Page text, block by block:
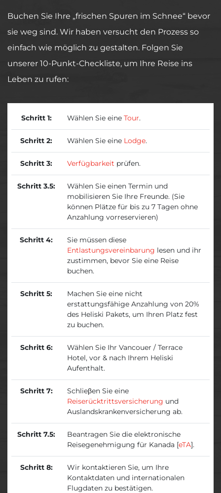
Buchen Sie Ihre „frischen Spuren im Schnee“ bevor
sie weg sind. Wir haben versucht den Prozess so
einfach wie möglich zu gestalten. Folgen Sie
unserer 10-Punkt-Checkliste, um Ihre Reise ins
Leben zu rufen:
Schritt 1: Wählen Sie eine Tour.
Schritt 2: Wählen Sie eine Lodge.
Schritt 3: Verfügbarkeit prüfen.
Schritt 3.5:
Wählen Sie einen Termin und
mobilisieren Sie Ihre Freunde. (Sie
können Plätze für bis zu 7 Tagen ohne
Anzahlung vorreservieren)
Schritt 4:
Sie müssen diese
Entlastungsvereinbarung lesen und ihr
zustimmen, bevor Sie eine Reise
buchen.
Schritt 5:
Machen Sie eine nicht
erstattungsfähige Anzahlung von 20%
des Heliski Pakets, um Ihren Platz fest
zu buchen.
Schritt 6:
Wählen Sie Ihr Vancouer / Terrace
Hotel, vor & nach Ihrem Heliski
Aufenthalt.
Schritt 7:
Schlieβen Sie eine
Reiserücktrittsversicherung und
Auslandskrankenversicherung ab.
Schritt 7.5:
Beantragen Sie die elektronische
Reisegenehmigung für Kanada [eTA].
Schritt 8:
Wir kontaktieren Sie, um Ihre
Kontaktdaten und internationalen
Flugdaten zu bestätigen.